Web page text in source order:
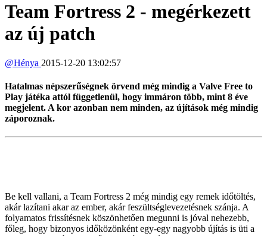
Team Fortress 2 - megérkezett
az új patch
@Hénya 2015-12-20 13:02:57
Hatalmas népszerűségnek örvend még mindig a Valve Free to
Play játéka attól függetlenül, hogy immáron több, mint 8 éve
megjelent. A kor azonban nem minden, az újítások még mindig
záporoznak.
Be kell vallani, a Team Fortress 2 még mindig egy remek időtöltés,
akár lazítani akar az ember, akár feszültséglevezetésnek szánja. A
folyamatos frissítésnek köszönhetően megunni is jóval nehezebb,
főleg, hogy bizonyos időközönként egy-egy nagyobb újítás is üti a